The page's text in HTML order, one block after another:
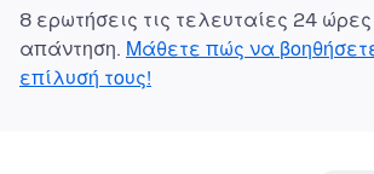
8 ερωτήσεις τις τελευταίες 24
απάντηση. Μάθετε πώς να
επίλυσή τους!